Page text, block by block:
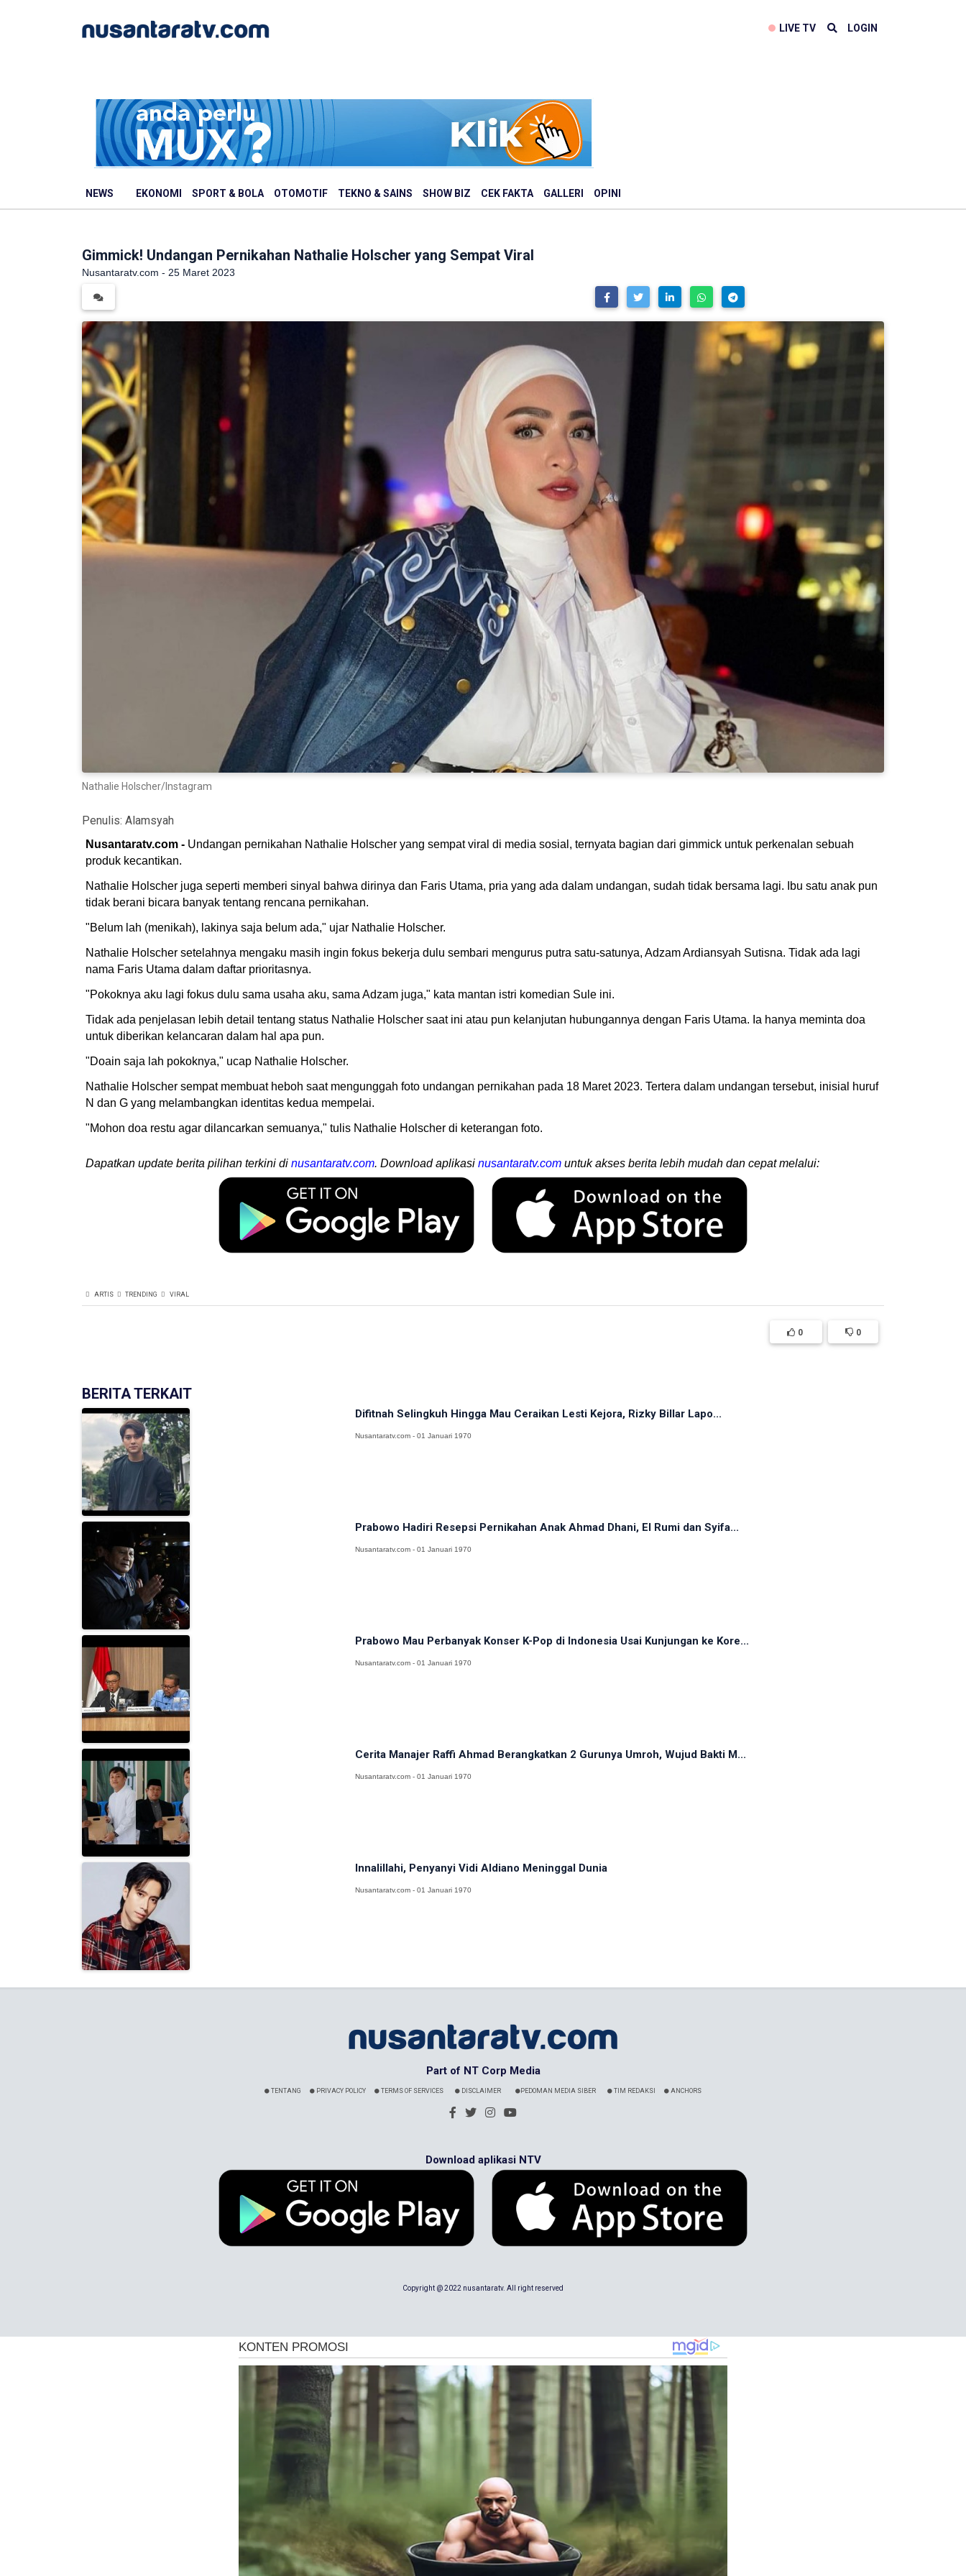
LIVE TV LOGIN
NEWS EKONOMI SPORT & BOLA OTOMOTIF TEKNO & SAINS SHOW BIZ CEK FAKTA GALLERI OPINI
Gimmick! Undangan Pernikahan Nathalie Holscher yang Sempat Viral
Nusantaratv.com - 25 Maret 2023
Nathalie Holscher/Instagram
Penulis: Alamsyah
Nusantaratv.com - Undangan pernikahan Nathalie Holscher yang sempat viral di media sosial, ternyata bagian dari gimmick untuk perkenalan sebuah
produk kecantikan.
Nathalie Holscher juga seperti memberi sinyal bahwa dirinya dan Faris Utama, pria yang ada dalam undangan, sudah tidak bersama lagi. Ibu satu anak pun
tidak berani bicara banyak tentang rencana pernikahan.
"Belum lah (menikah), lakinya saja belum ada," ujar Nathalie Holscher.
Nathalie Holscher setelahnya mengaku masih ingin fokus bekerja dulu sembari mengurus putra satu-satunya, Adzam Ardiansyah Sutisna. Tidak ada lagi
nama Faris Utama dalam daftar prioritasnya.
"Pokoknya aku lagi fokus dulu sama usaha aku, sama Adzam juga," kata mantan istri komedian Sule ini.
Tidak ada penjelasan lebih detail tentang status Nathalie Holscher saat ini atau pun kelanjutan hubungannya dengan Faris Utama. Ia hanya meminta doa
untuk diberikan kelancaran dalam hal apa pun.
"Doain saja lah pokoknya," ucap Nathalie Holscher.
Nathalie Holscher sempat membuat heboh saat mengunggah foto undangan pernikahan pada 18 Maret 2023. Tertera dalam undangan tersebut, inisial huruf
N dan G yang melambangkan identitas kedua mempelai.
"Mohon doa restu agar dilancarkan semuanya," tulis Nathalie Holscher di keterangan foto.
Dapatkan update berita pilihan terkini di nusantaratv.com. Download aplikasi nusantaratv.com untuk akses berita lebih mudah dan cepat melalui:
ARTIS TRENDING VIRAL
0 0
BERITA TERKAIT
Difitnah Selingkuh Hingga Mau Ceraikan Lesti Kejora, Rizky Billar Lapo...
Nusantaratv.com - 01 Januari 1970
Prabowo Hadiri Resepsi Pernikahan Anak Ahmad Dhani, El Rumi dan Syifa...
Nusantaratv.com - 01 Januari 1970
Prabowo Mau Perbanyak Konser K-Pop di Indonesia Usai Kunjungan ke Kore...
Nusantaratv.com - 01 Januari 1970
Cerita Manajer Raffi Ahmad Berangkatkan 2 Gurunya Umroh, Wujud Bakti M...
Nusantaratv.com - 01 Januari 1970
Innalillahi, Penyanyi Vidi Aldiano Meninggal Dunia
Nusantaratv.com - 01 Januari 1970
Part of NT Corp Media
TENTANG PRIVACY POLICY TERMS OF SERVICES DISCLAIMER PEDOMAN MEDIA SIBER TIM REDAKSI ANCHORS
Download aplikasi NTV
Copyright @ 2022 nusantaratv. All right reserved